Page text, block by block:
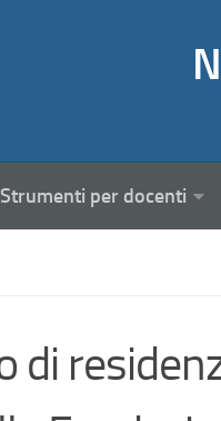
Strumenti per docenti
di